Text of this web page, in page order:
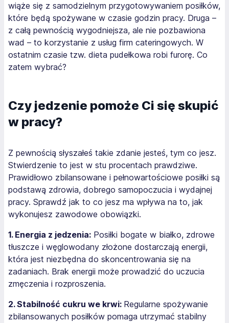
wiąże się z samodzielnym przygotowywaniem posiłków,
które będą spożywane w czasie godzin pracy. Druga –
z całą pewnością wygodniejsza, ale nie pozbawiona
wad – to korzystanie z usług firm cateringowych. W
ostatnim czasie tzw. dieta pudełkowa robi furorę. Co
zatem wybrać?
Czy jedzenie pomoże Ci się skupić
w pracy?
Z pewnością słyszałeś takie zdanie jesteś, tym co jesz.
Stwierdzenie to jest w stu procentach prawdziwe.
Prawidłowo zbilansowane i pełnowartościowe posiłki są
podstawą zdrowia, dobrego samopoczucia i wydajnej
pracy. Sprawdź jak to co jesz ma wpływa na to, jak
wykonujesz zawodowe obowiązki.
1. Energia z jedzenia: Posiłki bogate w białko, zdrowe
tłuszcze i węglowodany złożone dostarczają energii,
która jest niezbędna do skoncentrowania się na
zadaniach. Brak energii może prowadzić do uczucia
zmęczenia i rozproszenia.
2. Stabilność cukru we krwi: Regularne spożywanie
zbilansowanych posiłków pomaga utrzymać stabilny